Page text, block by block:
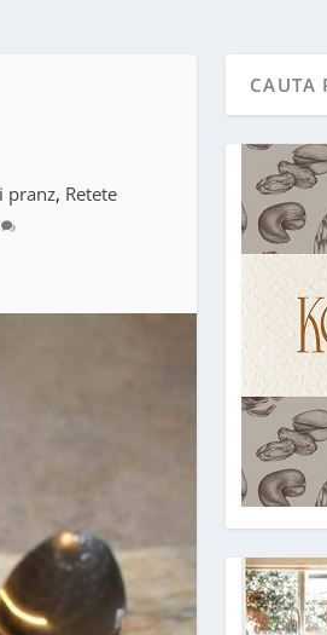
pranz, Retete